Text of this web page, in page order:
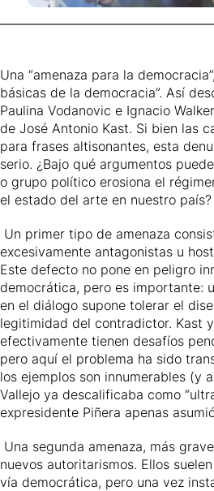
Una “amenaza para la
básicas de la democracia”. Así
Paulina Vodanovic e Ignacio
de José Antonio Kast. Si bien las
para frases altisonantes, esta
serio. ¿Bajo qué argumentos
o grupo político erosiona el
el estado del arte en nuestro país?
Un primer tipo de amenaza
excesivamente antagonistas u
Este defecto no pone en peligro
democrática, pero es importante:
en el diálogo supone tolerar el
legitimidad del contradictor. Kast
efectivamente tienen desafíos
pero aquí el problema ha sido
los ejemplos son innumerables (y
Vallejo ya descalificaba como
expresidente Piñera apenas
Una segunda amenaza, más
nuevos autoritarismos. Ellos
vía democrática, pero una vez